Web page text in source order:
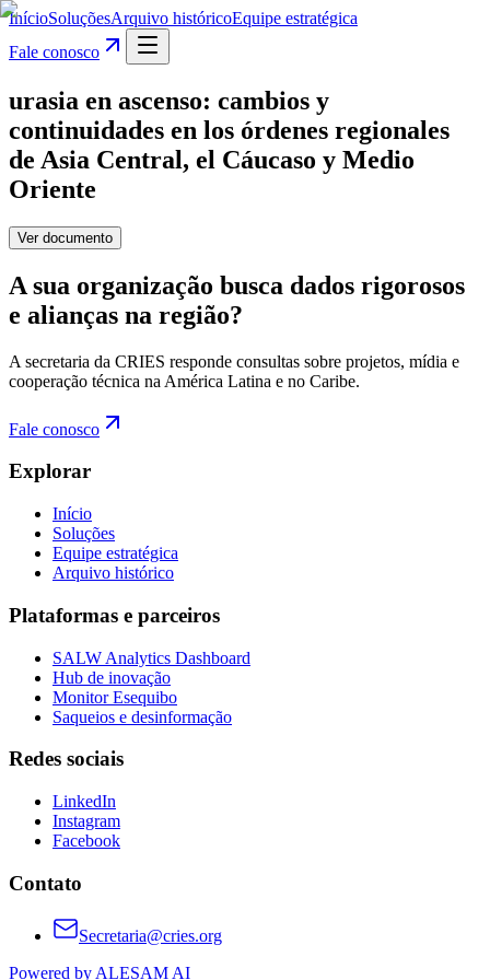
InícioSoluçõesArquivo históricoEquipe estratégica
Fale conosco
urasia en ascenso: cambios y
continuidades en los órdenes regionales
de Asia Central, el Cáucaso y Medio
Oriente
Ver documento
A sua organização busca dados rigorosos
e alianças na região?
A secretaria da CRIES responde consultas sobre projetos, mídia e
cooperação técnica na América Latina e no Caribe.
Fale conosco
Explorar
Início
Soluções
Equipe estratégica
Arquivo histórico
Plataformas e parceiros
SALW Analytics Dashboard
Hub de inovação
Monitor Esequibo
Saqueios e desinformação
Redes sociais
LinkedIn
Instagram
Facebook
Contato
Secretaria@cries.org
Powered by ALESAM AI